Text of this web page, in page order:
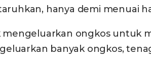
hanya demi menuai
mengeluarkan ongkos
banyak ongkos,